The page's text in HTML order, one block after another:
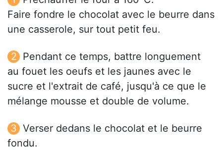
Faire fondre le chocolat avec le beurre dans
une casserole, sur tout petit feu.
Pendant ce temps, battre longuement
au fouet les oeufs et les jaunes avec le
sucre et l'extrait de café, jusqu'à ce que le
mélange mousse et double de volume.
Verser dedans le chocolat et le beurre
fondu.